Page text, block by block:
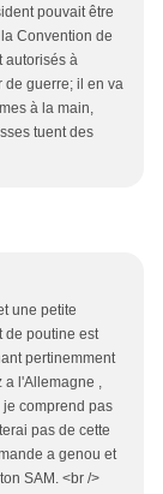
pouvait être
Convention de
autorisés à
de guerre; il en va
à la main,
tuent des
une petite
de poutine est
pertinemment
a l'Allemagne ,
comprend pas
pas de cette
a genou et
SAM. <br />